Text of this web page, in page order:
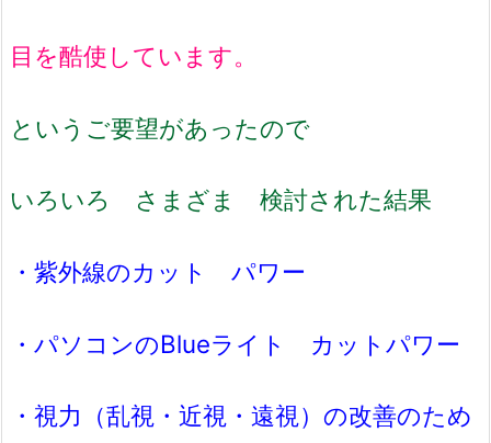
目を酷使しています。
というご要望があったので
いろいろ さまざま 検討された結果
・紫外線のカット パワー
・パソコンのBlueライト カットパワー
・視力（乱視・近視・遠視）の改善のため